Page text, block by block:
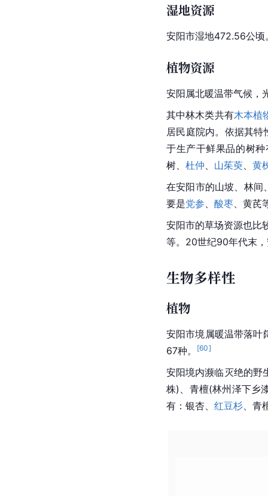
湿地资源
安阳市湿地472.56公顷
植物资源
安阳属北暖温带气候，
其中林木类共有木本植
居民庭院内。依据其
于生产干鲜果品的树种
树、 杜仲 山茱萸
黄
在安阳市的山坡、林间
要是党参 酸枣 、黄
安阳市的草场资源也比
等。20世纪90年代末，
生物多样性
植物
安阳市境属暖温带落叶
67种。
[60]
安阳境内濒临灭绝的野
株)、 青檀(林州 泽下乡
有：银杏、 红豆杉、 青